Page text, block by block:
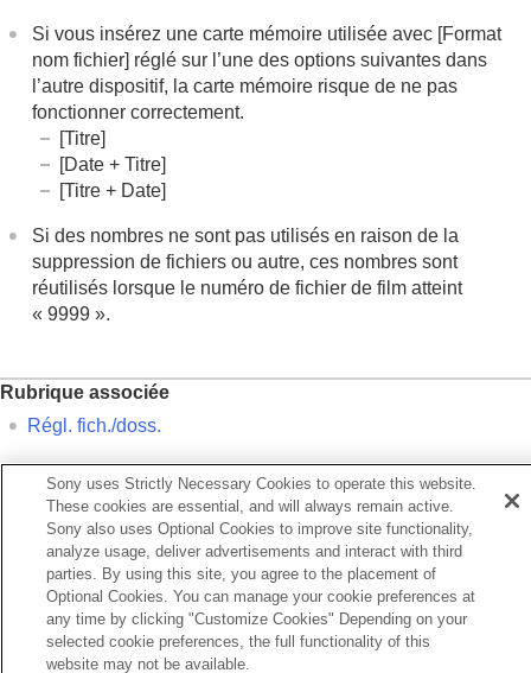
Si vous insérez une carte mémoire utilisée avec [Format
nom fichier] réglé sur l’une des options suivantes dans
l’autre dispositif, la carte mémoire risque de ne pas
fonctionner correctement.
[Titre]
[Date + Titre]
[Titre + Date]
Si des nombres ne sont pas utilisés en raison de la
suppression de fichiers ou autre, ces nombres sont
réutilisés lorsque le numéro de fichier de film atteint
« 9999 ».
Rubrique associée
Régl. fich./doss.
Précédent
d'un dossier
Suivant
Informations
TP1001416174
Pour plus d’informations sur la conformité aux lois sur l’accessibilité du
Web en France, reportez-vous à la page suivante.
Accessibilité en France : conformité partielle
Sony uses Strictly Necessary Cookies to operate this website.
These cookies are essential, and will always remain active.
Sony also uses Optional Cookies to improve site functionality,
analyze usage, deliver advertisements and interact with third
parties. By using this site, you agree to the placement of
Optional Cookies. You can manage your cookie preferences at
any time by clicking "Customize Cookies" Depending on your
selected cookie preferences, the full functionality of this
website may not be available.